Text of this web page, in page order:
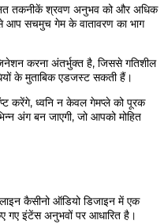
तकनीकें श्रवण अनुभव को और अधिक
आप सचमुच गेम के वातावरण का भाग
करना अंतर्भुक्त है, जिससे गतिशील
के मुताबिक एडजस्ट सकती हैं।
करेंगे, ध्वनि न केवल गेमप्ले को पूरक
अंग बन जाएगी, जो आपको मोहित
कैसीनो ऑडियो डिजाइन में एक
गए इंटेंस अनुभवों पर आधारित है।